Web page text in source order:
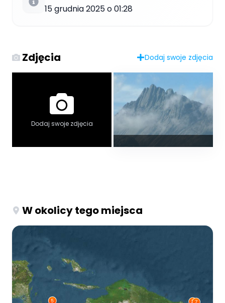
15 grudnia 2025 o 01:28
Zdjęcia Dodaj swoje zdjęcia
Dodaj swoje zdjęcia
W okolicy tego miejsca